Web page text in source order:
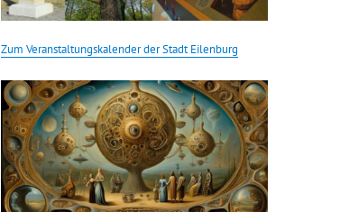
Zum Veranstaltungskalender der Stadt Eilenburg